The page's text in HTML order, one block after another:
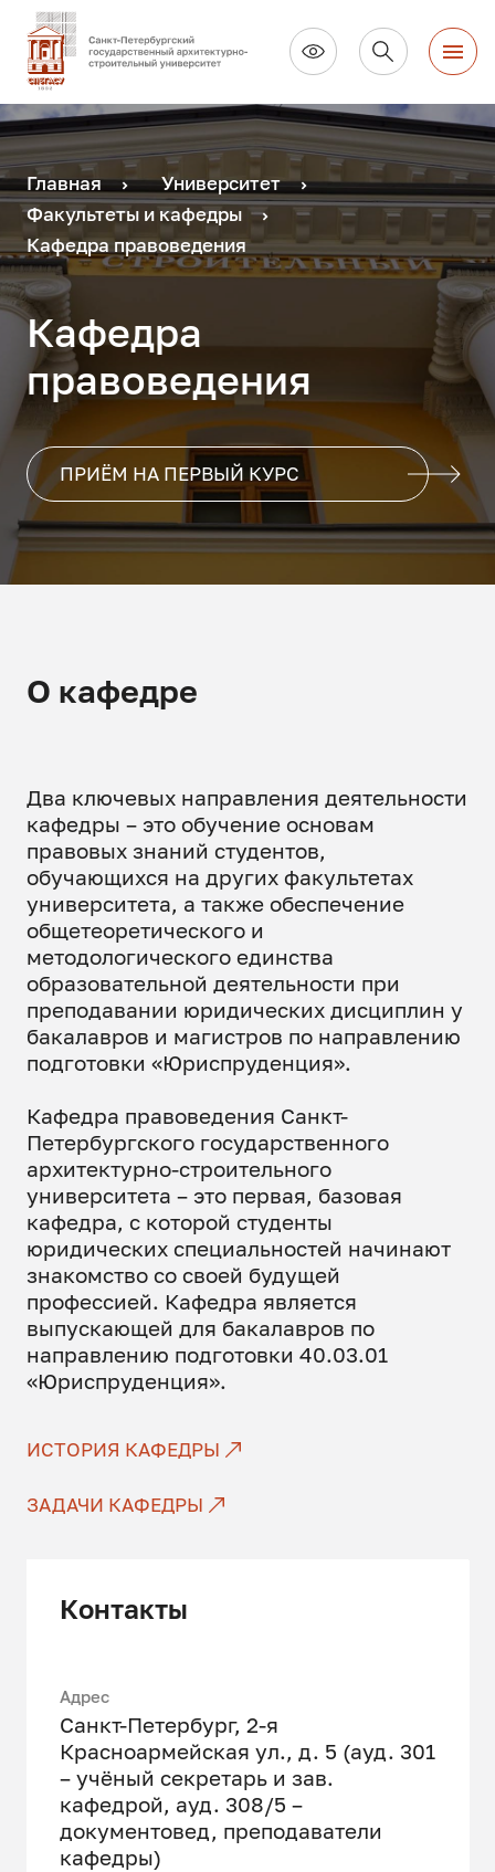
Главная
Университет
Факультеты и кафедры
Кафедра правоведения
Кафедра
правоведения
ПРИЁМ НА ПЕРВЫЙ КУРС
О кафедре
Два ключевых направления деятельности
кафедры – это обучение основам
правовых знаний студентов,
обучающихся на других факультетах
университета, а также обеспечение
общетеоретического и
методологического единства
образовательной деятельности при
преподавании юридических дисциплин у
бакалавров и магистров по направлению
подготовки «Юриспруденция».
Кафедра правоведения Санкт-
Петербургского государственного
архитектурно-строительного
университета – это первая, базовая
кафедра, с которой студенты
юридических специальностей начинают
знакомство со своей будущей
профессией. Кафедра является
выпускающей для бакалавров по
направлению подготовки 40.03.01
«Юриспруденция».
ИСТОРИЯ КАФЕДРЫ
ЗАДАЧИ КАФЕДРЫ
Контакты
Адрес
Санкт-Петербург, 2-я
Красноармейская ул., д. 5 (ауд. 301
– учёный секретарь и зав.
кафедрой, ауд. 308/5 –
документовед, преподаватели
кафедры)